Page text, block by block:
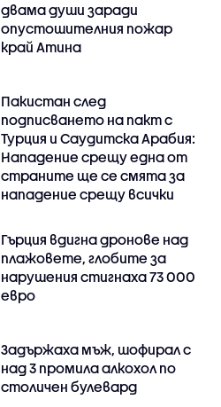
двама души заради
опустошителния пожар
край Атина
Пакистан след
подписването на пакт с
Турция и Саудитска Арабия:
Нападение срещу една от
страните ще се смята за
нападение срещу всички
Гърция вдигна дронове над
плажовете, глобите за
нарушения стигнаха 73 000
евро
Задържаха мъж, шофирал с
над 3 промила алкохол по
столичен булевард